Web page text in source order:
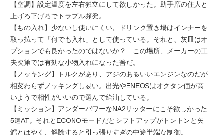
【空調】設定温度を左右独立にして欲しかった。助手席の住人と
上げろ下げろでトラブル頻発。
【もの入れ】少ないし使いにくい。ドリンク置き場はインナーを
取っ払って「何でも入れ」として使っている。それと、灰皿はオ
プションでも良かったのではないか？ この場所、メーカーの工
夫次第では有効な小物入れになった筈だ。
【ノッキング】トルクがあり、アジのあるいいエンジンなのだが
相変わらずノッキングし易い。出光やENEOSはオクタン価が高
いようで相性がいいので選んで給油している。
【ミッション】アンダーパワーなNA2リッターにこそ欲しかった
5速AT。それとECONOモードだとシフトアップがトントンと矢
鱈とはやく、解除すると引っ張りすぎの中途半端な制御。